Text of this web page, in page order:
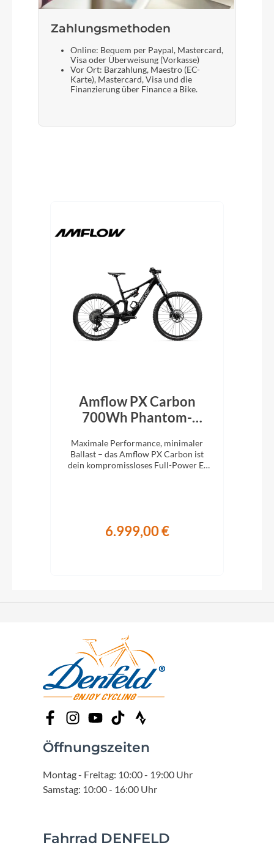
Zahlungsmethoden
Online: Bequem per Paypal, Mastercard,
Visa oder Überweisung (Vorkasse)
Vor Ort: Barzahlung, Maestro (EC-
Karte), Mastercard, Visa und die
Finanzierung über Finance a Bike.
Amflow PX Carbon
700Wh Phantom-
Maximale Performance, minimaler
Ballast – das Amflow PX Carbon ist
dein kompromissloses Full-Power E-
6.999,00 €
Öffnungszeiten
Montag - Freitag: 10:00 - 19:00 Uhr
Samstag: 10:00 - 16:00 Uhr
Fahrrad DENFELD